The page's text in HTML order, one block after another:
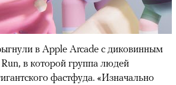
в Apple Arcade с диковинным
в которой группа людей
фастфуда. «Изначально